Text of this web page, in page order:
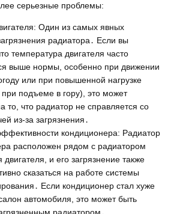
серьезные проблемы:
Один из самых явных
радиатора․ Если вы
температура двигателя часто
выше нормы, особенно при движении
или при повышенной нагрузке
подъеме в гору), это может
то, что радиатор не справляется со
из-за загрязнения․
кондиционера: Радиатор
расположен рядом с радиатором
и его загрязнение также
сказаться на работе системы
Если кондиционер стал хуже
автомобиля, это может быть